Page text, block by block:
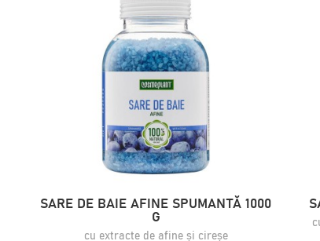
SARE DE BAIE AFINE SPUMANTĂ 1000
G
cu extracte de afine și cireșe